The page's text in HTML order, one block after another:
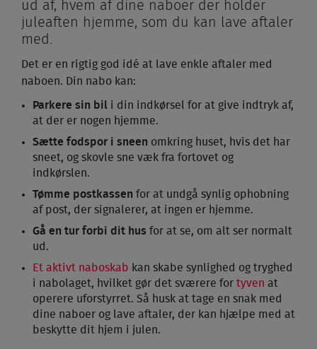
ud af, hvem af dine naboer der holder
juleaften hjemme, som du kan lave aftaler
med.
Det er en rigtig god idé at lave enkle aftaler med
naboen. Din nabo kan:
Parkere sin bil i din indkørsel for at give indtryk af,
at der er nogen hjemme.
Sætte fodspor i sneen omkring huset, hvis det har
sneet, og skovle sne væk fra fortovet og
indkørslen.
Tømme postkassen for at undgå synlig ophobning
af post, der signalerer, at ingen er hjemme.
Gå en tur forbi dit hus for at se, om alt ser normalt
ud.
Et aktivt naboskab kan skabe synlighed og tryghed
i nabolaget, hvilket gør det sværere for tyven at
operere uforstyrret. Så husk at tage en snak med
dine naboer og lave aftaler, der kan hjælpe med at
beskytte dit hjem i julen.